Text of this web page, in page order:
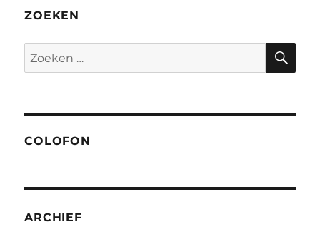
ZOEKEN
Zoeken
naar:
COLOFON
ARCHIEF